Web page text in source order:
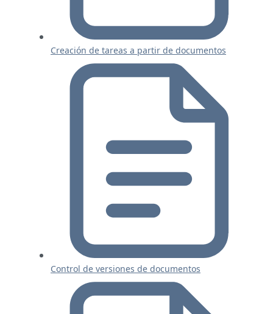
Creación de tareas a partir de documentos
Control de versiones de documentos